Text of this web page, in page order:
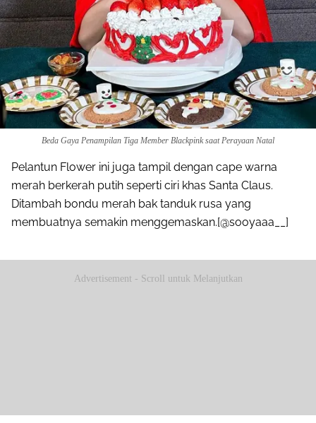
Beda Gaya Penampilan Tiga Member Blackpink saat Perayaan Natal
Pelantun Flower ini juga tampil dengan cape warna
merah berkerah putih seperti ciri khas Santa Claus.
Ditambah bondu merah bak tanduk rusa yang
membuatnya semakin menggemaskan.[@sooyaaa__]
Advertisement - Scroll untuk Melanjutkan